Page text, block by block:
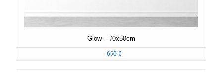
Glow – 70x50cm
650 €